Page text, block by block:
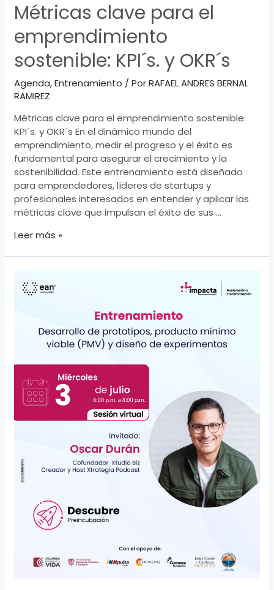
Métricas clave para el
emprendimiento
sostenible: KPI´s. y OKR´s
Agenda,Entrenamiento / PorRAFAEL ANDRES BERNAL
RAMIREZ
Métricas clave para el emprendimiento sostenible:
KPI´s. y OKR´s En el dinámico mundo del
emprendimiento, medir el progreso y el éxito es
fundamental para asegurar el crecimiento y la
sostenibilidad. Este entrenamiento está diseñado
para emprendedores, líderes de startups y
profesionales interesados en entender y aplicar las
métricas clave que impulsan el éxito de sus …
Métricas
emprendimiento
´s
Leer más »